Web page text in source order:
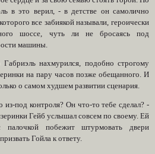
в это верил, - в детстве он самолично
все забиякой называли, героически
шоссе, чуть ли не бросаясь под
машины.
нахмурился, подобно строгому
на пару часов позже обещанного. И
о самом худшем развитии сценария.
под контроля? Он что-то тебе сделал? -
Гейб услышал совсем по своему. Ей
побежит штурмовать двери
Гойла к ответу.